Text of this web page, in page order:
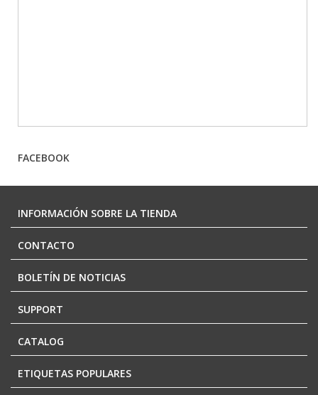
FACEBOOK
INFORMACIÓN SOBRE LA TIENDA
CONTACTO
BOLETÍN DE NOTICIAS
SUPPORT
CATALOG
ETIQUETAS POPULARES